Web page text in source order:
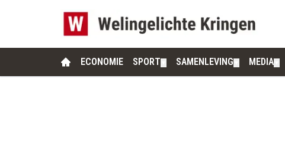
ECONOMIE SPORT SAMENLEVING MEDIA